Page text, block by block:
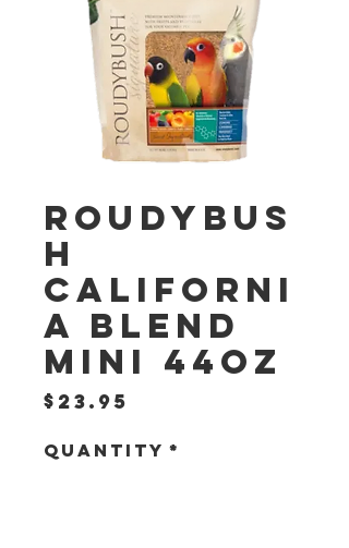
Roudybus
h
Californi
a Blend
Mini 44oz
$23.95
Quantity *